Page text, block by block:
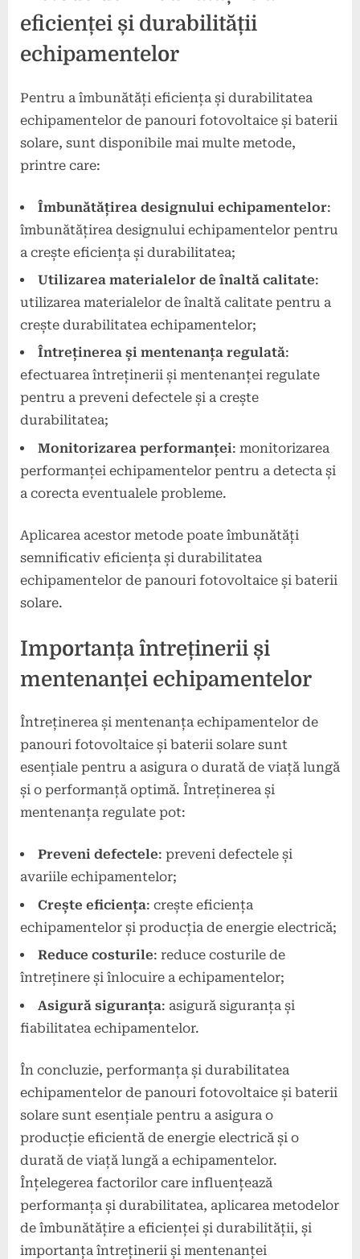
eficienței și durabilității
echipamentelor
Pentru a îmbunătăți eficiența și durabilitatea
echipamentelor de panouri fotovoltaice și baterii
solare, sunt disponibile mai multe metode,
printre care:
Îmbunătățirea designului echipamentelor:
îmbunătățirea designului echipamentelor pentru
a crește eficiența și durabilitatea;
Utilizarea materialelor de înaltă calitate:
utilizarea materialelor de înaltă calitate pentru a
crește durabilitatea echipamentelor;
Întreținerea și mentenanța regulată:
efectuarea întreținerii și mentenanței regulate
pentru a preveni defectele și a crește
durabilitatea;
Monitorizarea performanței: monitorizarea
performanței echipamentelor pentru a detecta și
a corecta eventualele probleme.
Aplicarea acestor metode poate îmbunătăți
semnificativ eficiența și durabilitatea
echipamentelor de panouri fotovoltaice și baterii
solare.
Importanța întreținerii și
mentenanței echipamentelor
Întreținerea și mentenanța echipamentelor de
panouri fotovoltaice și baterii solare sunt
esențiale pentru a asigura o durată de viață lungă
și o performanță optimă. Întreținerea și
mentenanța regulate pot:
Preveni defectele: preveni defectele și
avariile echipamentelor;
Crește eficiența: crește eficiența
echipamentelor și producția de energie electrică;
Reduce costurile: reduce costurile de
întreținere și înlocuire a echipamentelor;
Asigură siguranța: asigură siguranța și
fiabilitatea echipamentelor.
În concluzie, performanța și durabilitatea
echipamentelor de panouri fotovoltaice și baterii
solare sunt esențiale pentru a asigura o
producție eficientă de energie electrică și o
durată de viață lungă a echipamentelor.
Înțelegerea factorilor care influențează
performanța și durabilitatea, aplicarea metodelor
de îmbunătățire a eficienței și durabilității, și
importanța întreținerii și mentenanței